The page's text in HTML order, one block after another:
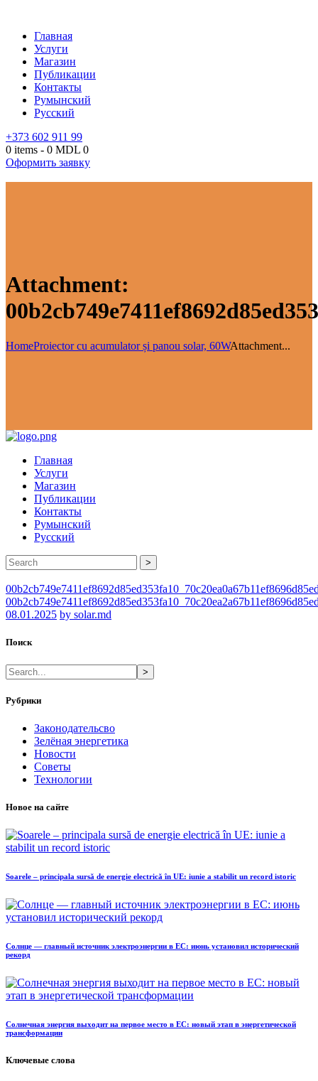
Главная
Услуги
Магазин
Публикации
Контакты
Румынский
Русский
+373 602 911 99
0 items - 0 MDL 0
Оформить заявку
Attachment:
HomeProiector cu acumulator și panou solar, 60WAttachment...
Главная
Услуги
Магазин
Публикации
Контакты
Румынский
Русский
>
08.01.2025 by solar.md
Поиск
>
Рубрики
Законодательсво
Зелёная энергетика
Новости
Советы
Технологии
Новое на сайте
Soarele – principala sursă de energie electrică în UE: iunie a stabilit un record istoric
Солнце — главный источник электроэнергии в ЕС: июнь установил исторический
рекорд
Солнечная энергия выходит на первое место в ЕС: новый этап в энергетической
трансформации
Ключевые слова